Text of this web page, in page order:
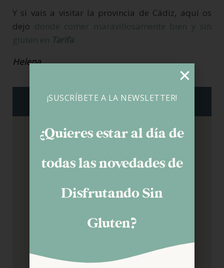
Y si vais a visitar la provincia de Cádiz, aquí os
dejo donde comer maravillosamente bien y sin
gluten en Tarifa.
Helena
¡SUSCRÍBETE A LA NEWSLETTER!
¿Quieres estar al día de
todas las novedades de
Disfrutando Sin
Gluten?